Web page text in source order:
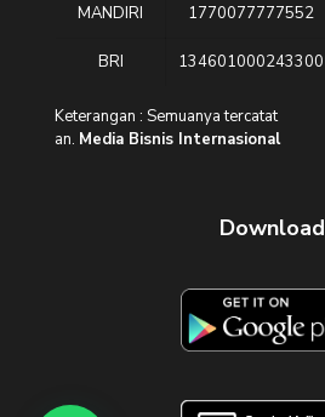
MANDIRI 1770077777552
BRI 134601000243300
Keterangan : Semuanya tercatat
an. Media Bisnis Internasional
Download